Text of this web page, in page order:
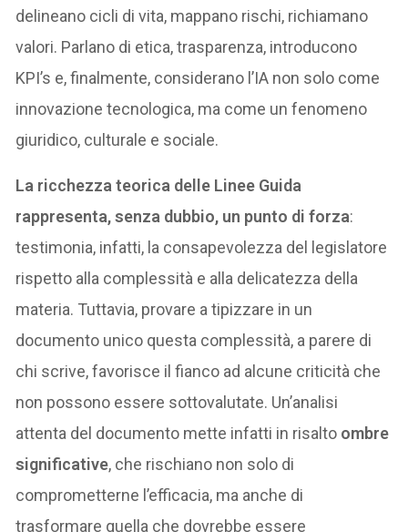
delineano cicli di vita, mappano rischi, richiamano
valori. Parlano di etica, trasparenza, introducono
KPI’s e, finalmente, considerano l’IA non solo come
innovazione tecnologica, ma come un fenomeno
giuridico, culturale e sociale.
La ricchezza teorica delle Linee Guida
rappresenta, senza dubbio, un punto di forza:
testimonia, infatti, la consapevolezza del legislatore
rispetto alla complessità e alla delicatezza della
materia. Tuttavia, provare a tipizzare in un
documento unico questa complessità, a parere di
chi scrive, favorisce il fianco ad alcune criticità che
non possono essere sottovalutate. Un’analisi
attenta del documento mette infatti in risalto ombre
significative, che rischiano non solo di
comprometterne l’efficacia, ma anche di
trasformare quella che dovrebbe essere